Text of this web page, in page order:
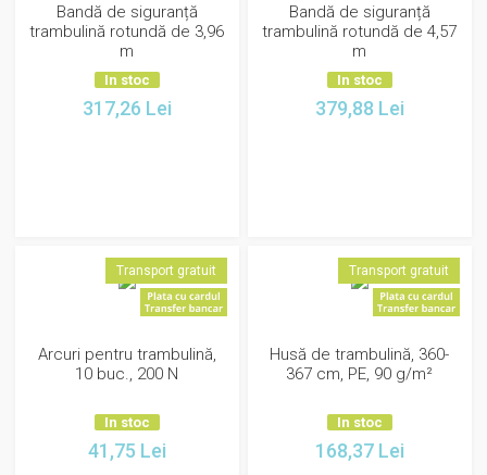
Bandă de siguranță
trambulină rotundă de 3,96
m
In stoc
317,26 Lei
Bandă de siguranță
trambulină rotundă de 4,57
m
In stoc
379,88 Lei
Transport gratuit
Arcuri pentru trambulină,
10 buc., 200 N
In stoc
41,75 Lei
Transport gratuit
Husă de trambulină, 360-
367 cm, PE, 90 g/m²
In stoc
168,37 Lei